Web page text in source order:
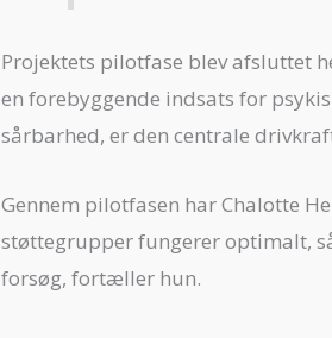
Projektets pilotfase blev afsluttet
en forebyggende indsats for
sårbarhed, er den centrale
Gennem pilotfasen har Chalotte
støttegrupper fungerer optimalt,
forsøg, fortæller hun.